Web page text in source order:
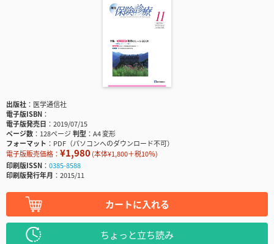
出版社
医学通信社
電子版ISBN
電子版発売日
2019/07/15
ページ数
128ページ判型
A4 変形
フォーマット
PDF（パソコンへのダウンロード不可）
電子版販売価格： ¥1,980(本体¥1,800＋税10％)
印刷版ISSN
0385-8588
印刷版発行年月
2015/11
カートに入れる
ちょっと立ち読み